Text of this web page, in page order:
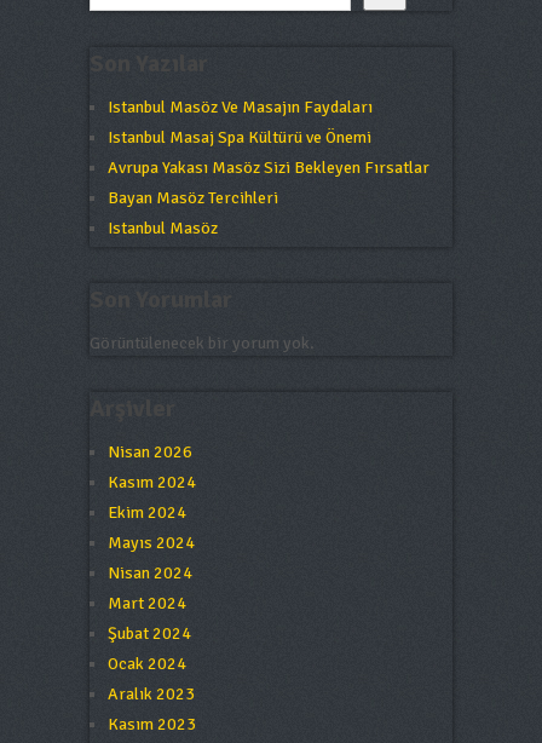
Istanbul Masöz Ve Masajın Faydaları
Istanbul Masaj Spa Kültürü ve Önemi
Avrupa Yakası Masöz Sizi Bekleyen Fırsatlar
Bayan Masöz Tercihleri
Istanbul Masöz
Görüntülenecek bir yorum yok.
Nisan 2026
Kasım 2024
Ekim 2024
Mayıs 2024
Nisan 2024
Mart 2024
Şubat 2024
Ocak 2024
Aralık 2023
Kasım 2023